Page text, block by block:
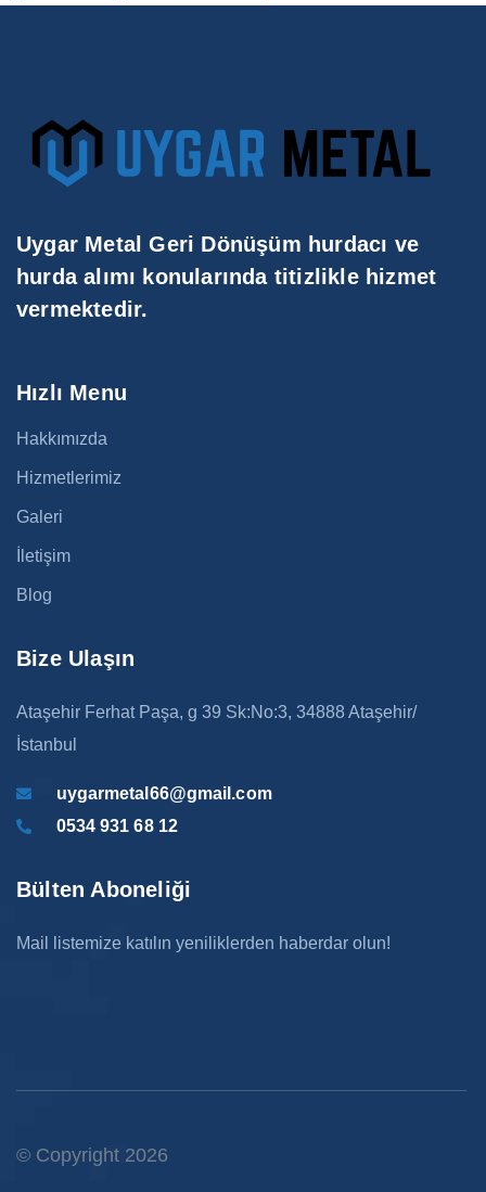
Uygar Metal Geri Dönüşüm hurdacı ve
hurda alımı konularında titizlikle hizmet
vermektedir.
Hızlı Menu
Hakkımızda
Hizmetlerimiz
Galeri
İletişim
Blog
Bize Ulaşın
Ataşehir Ferhat Paşa, g 39 Sk:No:3, 34888 Ataşehir/
İstanbul
uygarmetal66@gmail.com
0534 931 68 12
Bülten Aboneliği
Mail listemize katılın yeniliklerden haberdar olun!
© Copyright 2026